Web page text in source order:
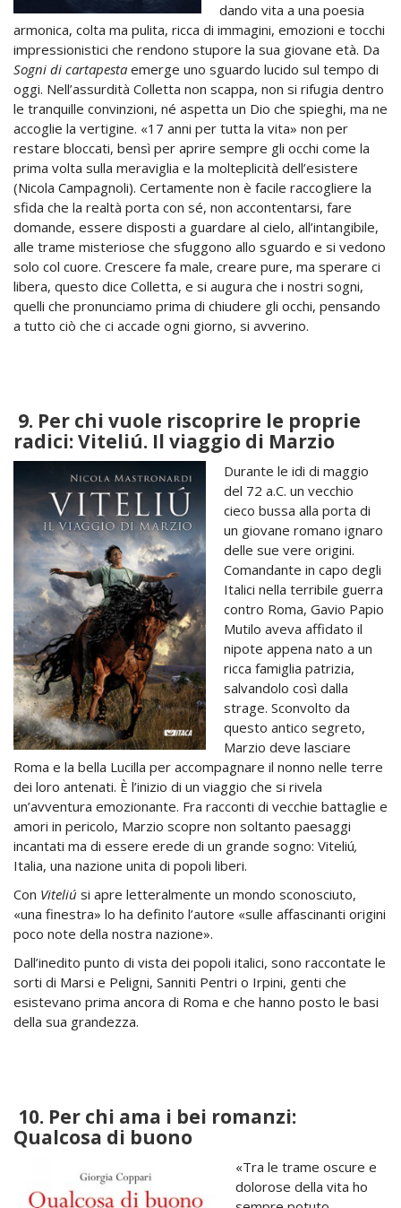
dando vita a una poesia
armonica, colta ma pulita, ricca di immagini, emozioni e tocchi
impressionistici che rendono stupore la sua giovane età. Da
Sogni di cartapesta emerge uno sguardo lucido sul tempo di
oggi. Nell’assurdità Colletta non scappa, non si rifugia dentro
le tranquille convinzioni, né aspetta un Dio che spieghi, ma ne
accoglie la vertigine. «17 anni per tutta la vita» non per
restare bloccati, bensì per aprire sempre gli occhi come la
prima volta sulla meraviglia e la molteplicità dell’esistere
(Nicola Campagnoli). Certamente non è facile raccogliere la
sfida che la realtà porta con sé, non accontentarsi, fare
domande, essere disposti a guardare al cielo, all’intangibile,
alle trame misteriose che sfuggono allo sguardo e si vedono
solo col cuore. Crescere fa male, creare pure, ma sperare ci
libera, questo dice Colletta, e si augura che i nostri sogni,
quelli che pronunciamo prima di chiudere gli occhi, pensando
a tutto ciò che ci accade ogni giorno, si avverino.
9. Per chi vuole riscoprire le proprie
radici: Viteliú. Il viaggio di Marzio
Durante le idi di maggio
del 72 a.C. un vecchio
cieco bussa alla porta di
un giovane romano ignaro
delle sue vere origini.
Comandante in capo degli
Italici nella terribile guerra
contro Roma, Gavio Papio
Mutilo aveva affidato il
nipote appena nato a un
ricca famiglia patrizia,
salvandolo così dalla
strage. Sconvolto da
questo antico segreto,
Marzio deve lasciare
Roma e la bella Lucilla per accompagnare il nonno nelle terre
dei loro antenati. È l’inizio di un viaggio che si rivela
un’avventura emozionante. Fra racconti di vecchie battaglie e
amori in pericolo, Marzio scopre non soltanto paesaggi
incantati ma di essere erede di un grande sogno: Viteliú,
Italia, una nazione unita di popoli liberi.
Con Viteliú si apre letteralmente un mondo sconosciuto,
«una finestra» lo ha definito l’autore «sulle affascinanti origini
poco note della nostra nazione».
Dall’inedito punto di vista dei popoli italici, sono raccontate le
sorti di Marsi e Peligni, Sanniti Pentri o Irpini, genti che
esistevano prima ancora di Roma e che hanno posto le basi
della sua grandezza.
10. Per chi ama i bei romanzi:
Qualcosa di buono
«Tra le trame oscure e
dolorose della vita ho